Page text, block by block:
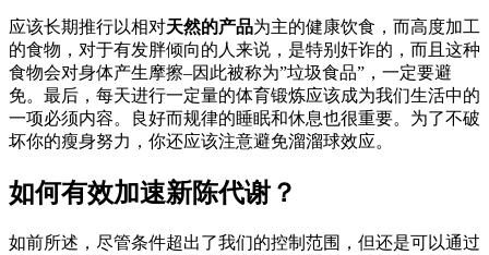
应该长期推行以相对天然的产品为主的健康饮食，而高度加工
的食物，对于有发胖倾向的人来说，是特别奸诈的，而且这种
食物会对身体产生摩擦–因此被称为”垃圾食品”，一定要避
免。最后，每天进行一定量的体育锻炼应该成为我们生活中的
一项必须内容。良好而规律的睡眠和休息也很重要。为了不破
坏你的瘦身努力，你还应该注意避免溜溜球效应。
如何有效加速新陈代谢？
如前所述，尽管条件超出了我们的控制范围，但还是可以通过